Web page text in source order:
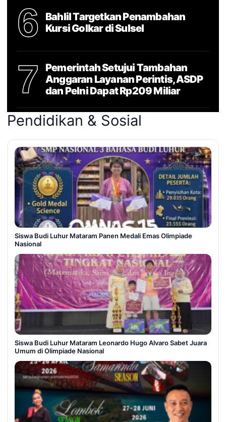
6
Bahlil Targetkan Penambahan
Kursi Golkar di Sulsel
7
Pemerintah Setujui Tambahan
Anggaran Layanan Perintis, ASDP
dan Pelni Dapat Rp209 Miliar
Pendidikan & Sosial
Siswa Budi Luhur Mataram Panen Medali Emas Olimpiade
Nasional
Siswa Budi Luhur Mataram Leonardo Hugo Alvaro Sabet Juara
Umum di Olimpiade Nasional